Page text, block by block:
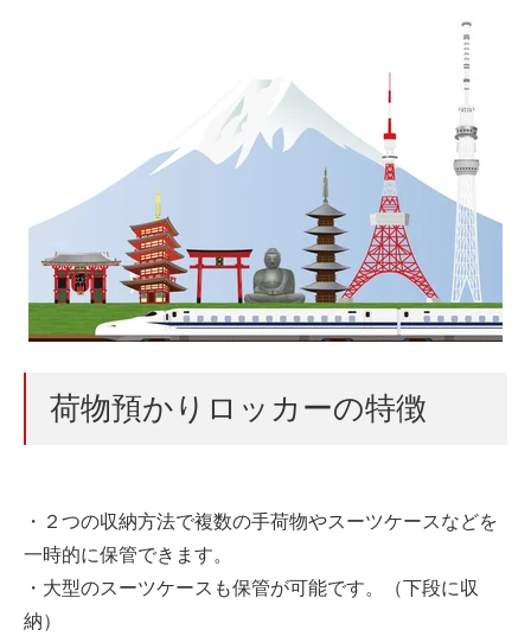
荷物預かりロッカーの特徴
・２つの収納方法で複数の手荷物やスーツケースなどを
一時的に保管できます。
・大型のスーツケースも保管が可能です。（下段に収
納）